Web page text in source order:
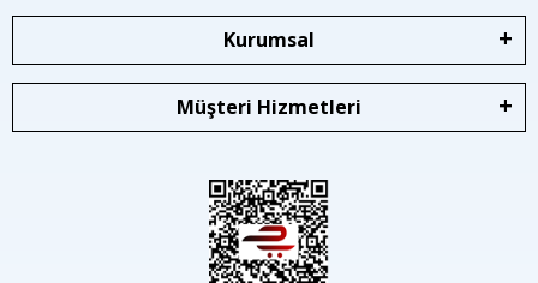
Kurumsal
Müşteri Hizmetleri